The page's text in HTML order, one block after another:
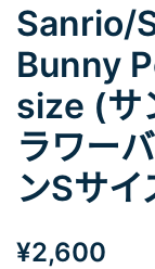
Sanrio/
Bunny
size (サ
ラワー
ンSサイ
¥2,600